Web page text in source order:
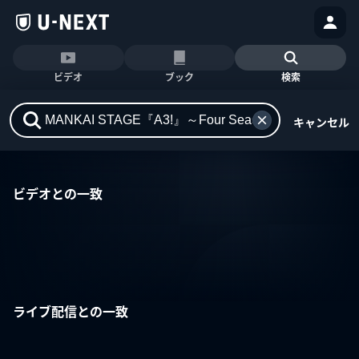
ビデオ ブック 検索
キャンセル
ビデオとの一致
ライブ配信との一致